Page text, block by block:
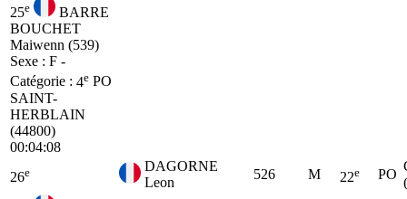
25e
BARRE
BOUCHET
Maiwenn (539)
Sexe : F -
Catégorie : 4e PO
SAINT-
HERBLAIN
(44800)
00:04:08
26e
DAGORNE
Leon
526 M 22e PO